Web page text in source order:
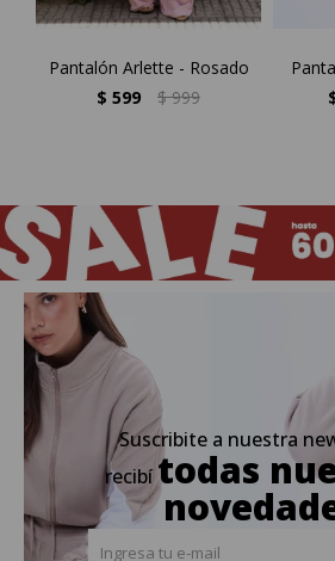
Pantalón Arlette - Rosado
$ 599 $ 999
Suscribite a nuestra
recibí todas